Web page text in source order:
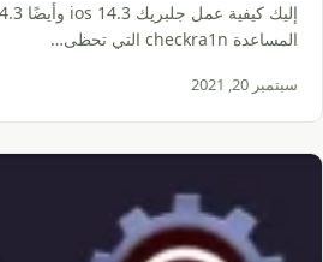
المساعدة checkra1n التي تحظى…
سبتمبر 20, 2021